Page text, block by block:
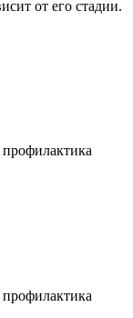
от его стадии.